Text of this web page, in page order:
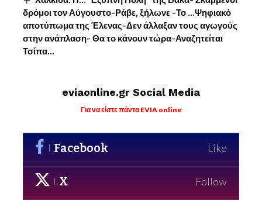
δρόμοι τον Αύγουστο-Ράβε, ξήλωνε -Το …Ψηφιακό
αποτύπωμα της Έλενας-Δεν άλλαξαν τους αγωγούς
στην ανάπλαση- Θα το κάνουν τώρα-Αναζητείται
Τσίπα…
eviaonline.gr Social Media
Για να είστε πάντα EVIA online
Facebook Like
X Follow